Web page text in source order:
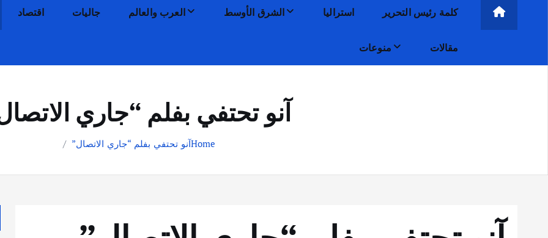
كلمة رئيس التحرير استراليا الشرق الأوسط العرب والعالم جاليات اقتصاد
مقالات منوعات
آنو تحتفي بفلم “جاري
Homeآنو تحتفي بفلم “جاري الاتصال”